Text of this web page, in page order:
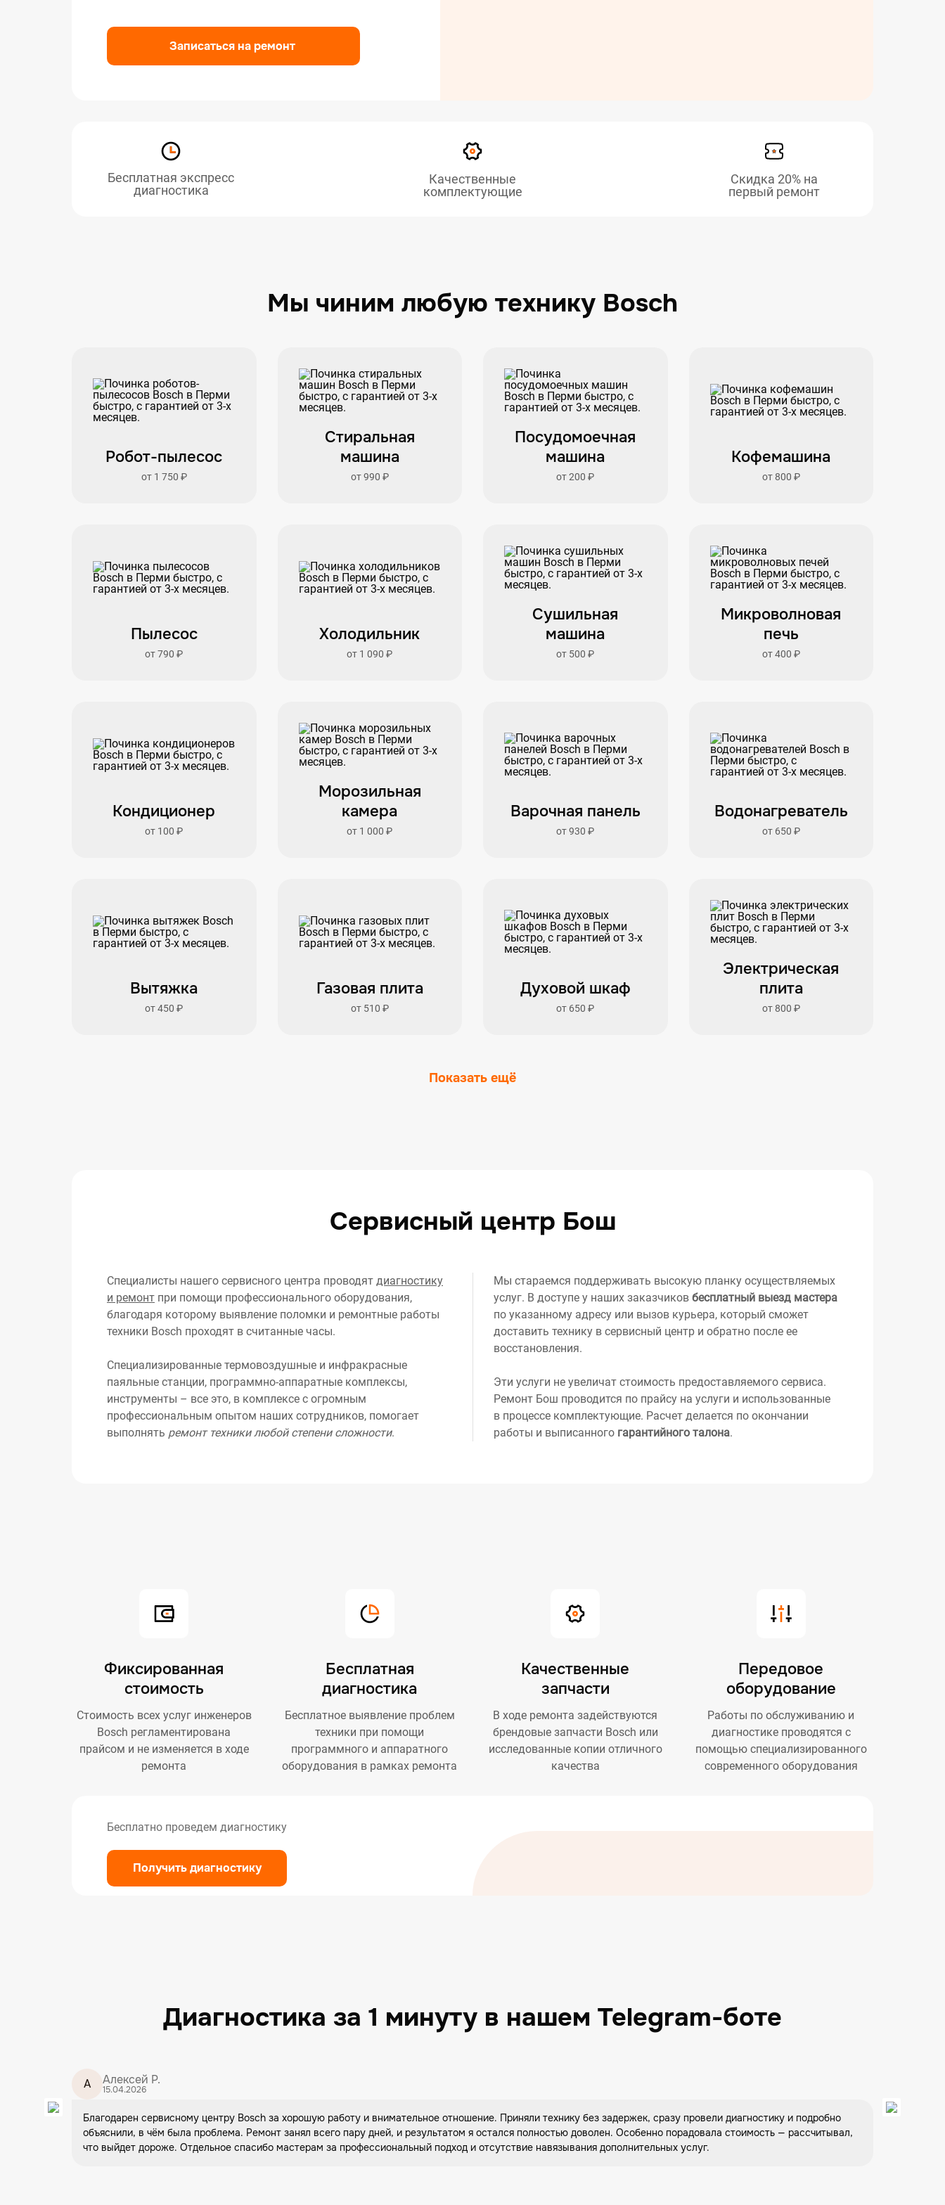
Ремонт холодильников
Записаться на ремонт
Бесплатная экспресс
диагностика
Качественные
комплектующие
Скидка 20% на
первый ремонт
Мы чиним любую технику Bosch
Робот-пылесос
от 1 750 ₽
Стиральная
машина
от 990 ₽
Посудомоечная
машина
от 200 ₽
Кофемашина
от 800 ₽
Пылесос
от 790 ₽
Холодильник
от 1 090 ₽
Сушильная
машина
от 500 ₽
Микроволновая
печь
от 400 ₽
Кондиционер
от 100 ₽
Морозильная
камера
от 1 000 ₽
Варочная панель
от 930 ₽
Водонагреватель
от 650 ₽
Вытяжка
от 450 ₽
Газовая плита
от 510 ₽
Духовой шкаф
от 650 ₽
Электрическая
плита
от 800 ₽
Показать ещё
Сервисный центр Бош
Специалисты нашего сервисного центра проводят диагностику
и ремонт при помощи профессионального оборудования,
благодаря которому выявление поломки и ремонтные работы
техники Bosch проходят в считанные часы.
Специализированные термовоздушные и инфракрасные
паяльные станции, программно-аппаратные комплексы,
инструменты – все это, в комплексе с огромным
профессиональным опытом наших сотрудников, помогает
выполнять ремонт техники любой степени сложности.
Мы стараемся поддерживать высокую планку осуществляемых
услуг. В доступе у наших заказчиков бесплатный выезд мастера
по указанному адресу или вызов курьера, который сможет
доставить технику в сервисный центр и обратно после ее
восстановления.
Эти услуги не увеличат стоимость предоставляемого сервиса.
Ремонт Бош проводится по прайсу на услуги и использованные
в процессе комплектующие. Расчет делается по окончании
работы и выписанного гарантийного талона.
Фиксированная
стоимость
Стоимость всех услуг инженеров
Bosch регламентирована
прайсом и не изменяется в ходе
ремонта
Бесплатная
диагностика
Бесплатное выявление проблем
техники при помощи
программного и аппаратного
оборудования в рамках ремонта
Качественные
запчасти
В ходе ремонта задействуются
брендовые запчасти Bosch или
исследованные копии отличного
качества
Передовое
оборудование
Работы по обслуживанию и
диагностике проводятся с
помощью специализированного
современного оборудования
Бесплатно проведем диагностику
Получить диагностику
Диагностика за 1 минуту в нашем Telegram-боте
А Алексей Р.
15.04.2026
Благодарен сервисному центру Bosch за хорошую работу и внимательное отношение. Приняли технику без задержек, сразу провели диагностику и подробно
объяснили, в чём была проблема. Ремонт занял всего пару дней, и результатом я остался полностью доволен. Особенно порадовала стоимость — рассчитывал,
что выйдет дороже. Отдельное спасибо мастерам за профессиональный подход и отсутствие навязывания дополнительных услуг.